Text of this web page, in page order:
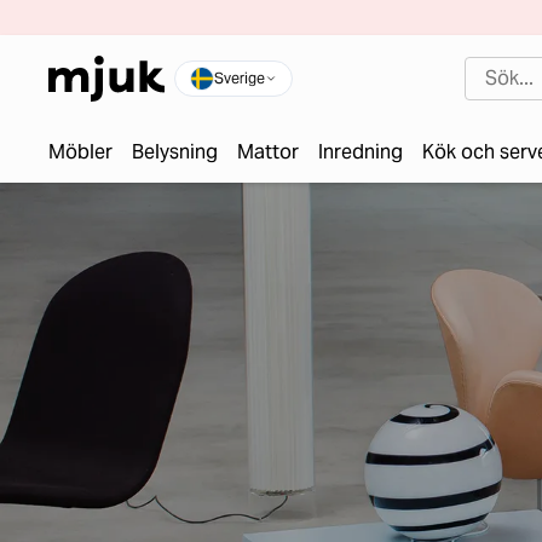
Sverige
Möbler Belysning Mattor Inredning Kök och